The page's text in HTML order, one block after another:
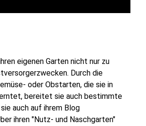
eigenen Garten nicht nur zu
Durch die
oder Obstarten, die sie in
bereitet sie auch bestimmte
auch auf ihrem Blog
ihren "Nutz- und Naschgarten"